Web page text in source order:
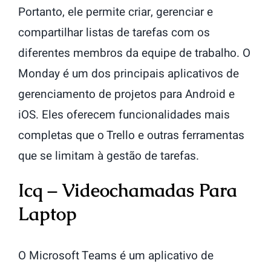
Portanto, ele permite criar, gerenciar e
compartilhar listas de tarefas com os
diferentes membros da equipe de trabalho. O
Monday é um dos principais aplicativos de
gerenciamento de projetos para Android e
iOS. Eles oferecem funcionalidades mais
completas que o Trello e outras ferramentas
que se limitam à gestão de tarefas.
Icq – Videochamadas Para
Laptop
O Microsoft Teams é um aplicativo de